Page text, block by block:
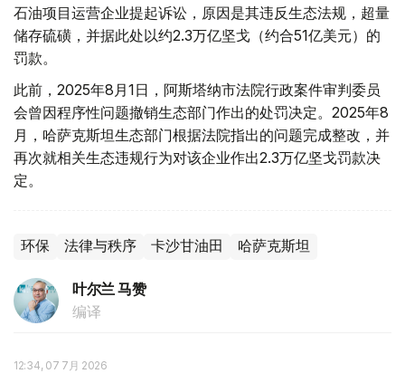
石油项目运营企业提起诉讼，原因是其违反生态法规，超量
储存硫磺，并据此处以约2.3万亿坚戈（约合51亿美元）的
罚款。
此前，2025年8月1日，阿斯塔纳市法院行政案件审判委员
会曾因程序性问题撤销生态部门作出的处罚决定。2025年8
月，哈萨克斯坦生态部门根据法院指出的问题完成整改，并
再次就相关生态违规行为对该企业作出2.3万亿坚戈罚款决
定。
环保 法律与秩序 卡沙甘油田 哈萨克斯坦
叶尔兰 马赞
编译
12:34, 07 7月 2026